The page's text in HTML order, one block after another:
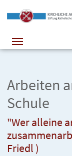
Arbeiten
Schule
"Wer alleine
Friedl )